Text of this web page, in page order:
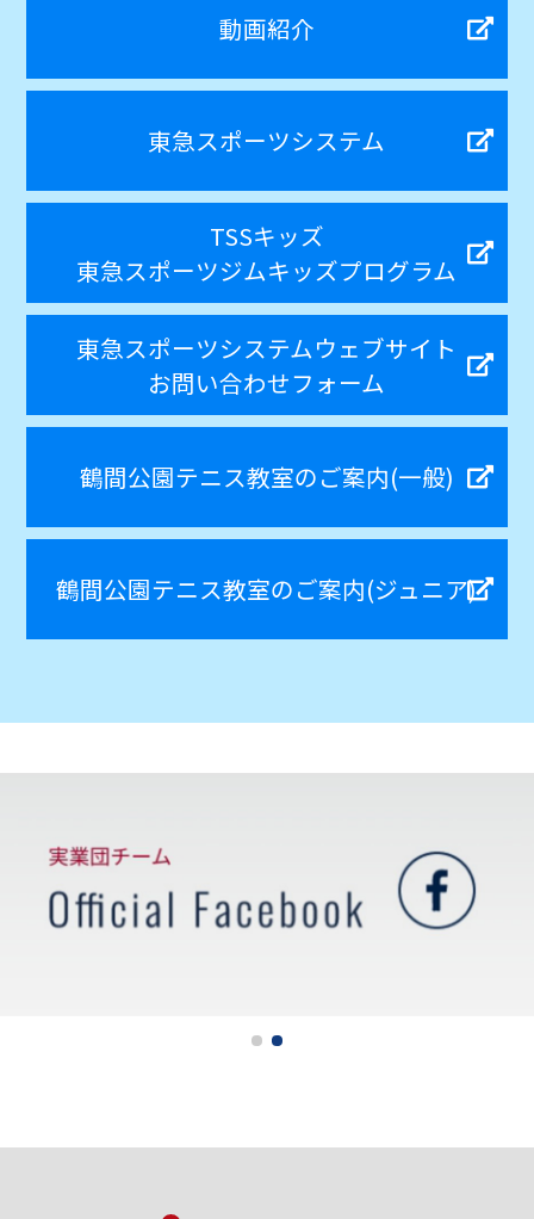
動画紹介
東急スポーツシステム
TSSキッズ
東急スポーツジムキッズプログラム
東急スポーツシステムウェブサイト
お問い合わせフォーム
鶴間公園テニス教室のご案内(一般)
鶴間公園テニス教室のご案内(ジュニア)